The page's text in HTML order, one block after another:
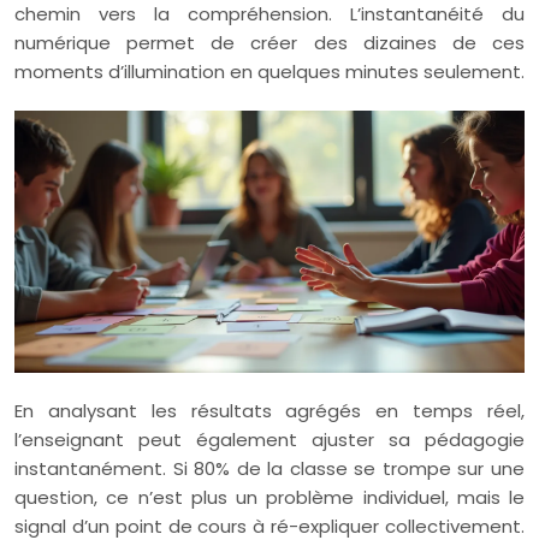
chemin vers la compréhension. L’instantanéité du
numérique permet de créer des dizaines de ces
moments d’illumination en quelques minutes seulement.
En analysant les résultats agrégés en temps réel,
l’enseignant peut également ajuster sa pédagogie
instantanément. Si 80% de la classe se trompe sur une
question, ce n’est plus un problème individuel, mais le
signal d’un point de cours à ré-expliquer collectivement.